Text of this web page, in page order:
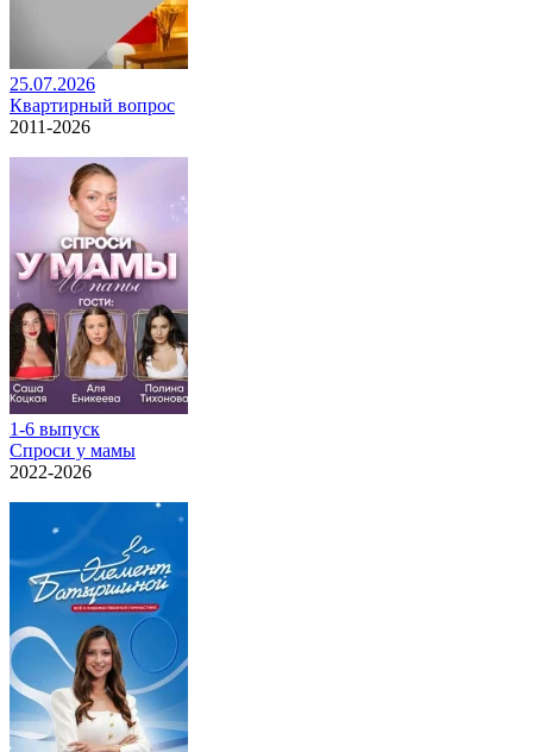
25.07.2026
Квартирный вопрос
2011-2026
1-6 выпуск
Спроси у мамы
2022-2026